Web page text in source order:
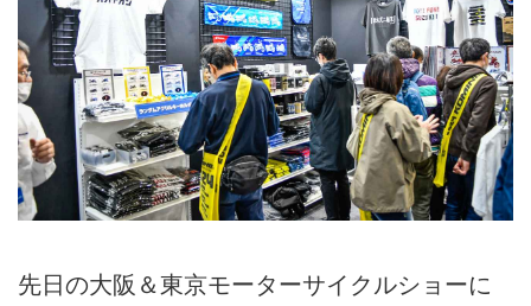
先日の大阪＆東京モーターサイクルショーに